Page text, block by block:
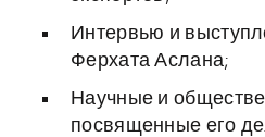
Интервью и
Ферхата Аслана;
Научные и
посвященные его